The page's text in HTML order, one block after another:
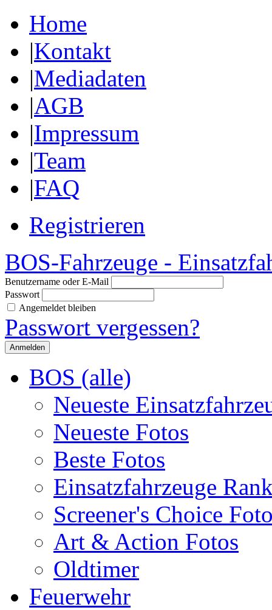
Home
|Kontakt
|Mediadaten
|AGB
|Impressum
|Team
|FAQ
Registrieren
BOS-Fahrzeuge -
Benutzername oder E-Mail
Passwort
Angemeldet bleiben
Passwort vergessen?
BOS (alle)
Neueste
Neueste Fotos
Beste Fotos
Einsatzfahrzeuge
Screener's Choice
Art & Action Fotos
Oldtimer
Feuerwehr